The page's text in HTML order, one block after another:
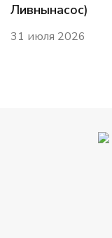
Ливнынасос)
31 июля 2026